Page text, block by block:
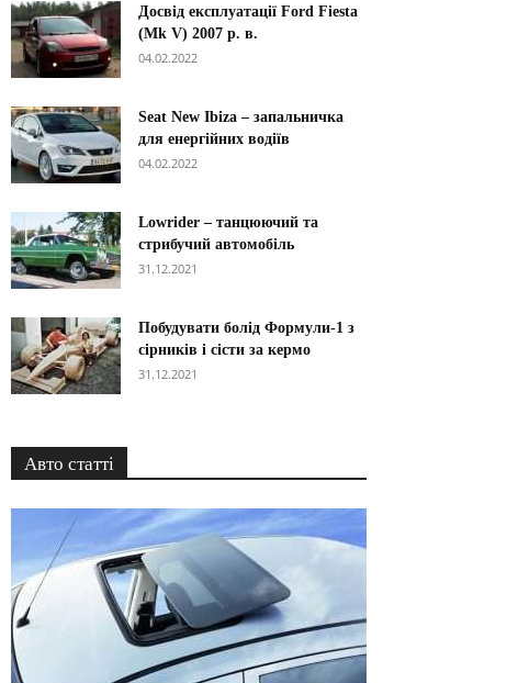
Досвід експлуатації Ford Fiesta
(Mk V) 2007 р. в.
04.02.2022
Seat New Ibiza – запальничка
для енергійних водіїв
04.02.2022
Lowrider – танцюючий та
стрибучий автомобіль
31.12.2021
Побудувати болід Формули-1 з
сірників і сісти за кермо
31.12.2021
Авто статті